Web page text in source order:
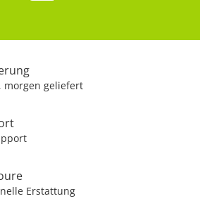
morgen geliefert
Erstattung